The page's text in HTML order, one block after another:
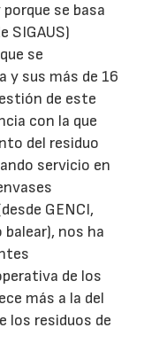
se basa
SIGAUS)
se
y sus más de 16
de este
con la que
del residuo
servicio en
GENCI,
nos ha
de los
más a la del
los residuos de